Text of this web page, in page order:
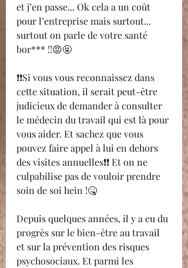
et j’en passe... Ok cela a un coût
pour l’entreprise mais surtout...
surtout on parle de votre santé
bor*** !!😡🤬
❗❗Si vous vous reconnaissez dans
cette situation, il serait peut-être
judicieux de demander à consulter
le médecin du travail qui est là pour
vous aider. Et sachez que vous
pouvez faire appel à lui en dehors
des visites annuelles❗❗ Et on ne
culpabilise pas de vouloir prendre
soin de soi hein !🤒
Depuis quelques années, il y a eu du
progrès sur le bien-être au travail
et sur la prévention des risques
psychosociaux. Et parmi les